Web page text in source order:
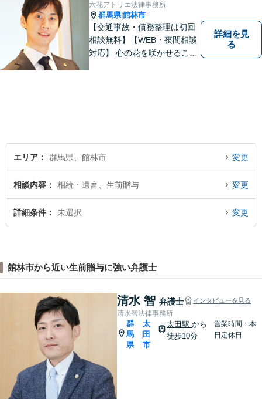
六花アトリエ法律事務所
群馬県|館林市
【交通事故・債務整理は初回
相談無料】【WEB・夜間相談
対応】 心の花を咲かせること
詳細を見
る
エリア 群馬県、館林市 変更
相談内容 相続・遺言、生前贈与 変更
詳細条件 未選択 変更
館林市から近い生前贈与に強い弁護士
清水 智 弁護士 インタビューを見る
清水智法律事務所
群
馬
県
太
田
市
太田駅 から
徒歩10分
営業時間：本
日定休日